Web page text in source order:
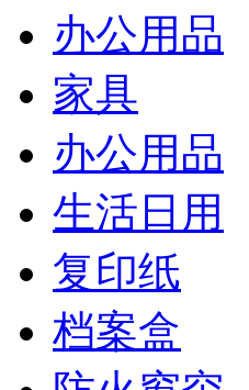
办公用品
家具
办公用品
生活日用
复印纸
档案盒